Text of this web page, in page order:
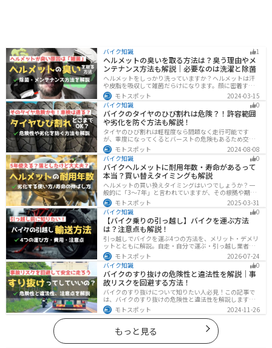
バイク知識 1
ヘルメットの臭いを取る方法は？臭う理由やメ
ンテナンス方法も解説｜必要なのは洗濯と除菌
ヘルメットをしっかり洗っていますか？ヘルメットは汗
や皮脂を吸収して雑菌だらけになります。顔に密着する
物なのでしっかりと除菌・消臭をする必要があります。
この記事では、ヘルメットをまるっと綺麗にする方法を
まとめました。まだメンテナンスをしたことがないとい
う人はぜひ参考にしてください。
モトスポット
2024-03-15
バイク知識
0
バイクのタイヤのひび割れは危険？！許容範囲
や劣化を防ぐ方法も解説！
タイヤのひび割れは軽程度なら問題なく走行可能です
が、重度になってくるとバーストの危険もあるため交換
が必要です。どの程度なら大丈夫なのか、タイヤのひび
割れを防ぐ方法などまとめました。快適安全にバイクに
乗るためにもしっかりとチェックしておきましょう。
モトスポット
2024-08-08
バイク知識
0
バイクヘルメットに耐用年数・寿命があるって
本当？買い替えタイミングも解説
ヘルメットの買い換えタイミングはいつでしょうか？一
般的に「3〜7年」と言われていますが、その根拠や期限
前でも早めに交換した方がいいケースを紹介します。安
全にバイクに乗るためにもヘルメットの寿命についてし
っかりと理解しておきましょう。
モトスポット
2025-03-31
バイク知識
0
【バイク乗りの引っ越し】バイクを運ぶ方法
は？注意点も解説！
引っ越しでバイクを運ぶ4つの方法を、メリット・デメリ
ットとともに解説。自走・自分で運ぶ・引っ越し業者・
バイク専門業者の選び方や輸送時の注意点、駐輪場所の
確保、住所変更など必要な手続きも紹介します。
モトスポット
2026-07-24
バイク知識
0
バイクのすり抜けの危険性と違法性を解説｜事
故リスクを回避する方法！
バイクのすり抜けについて知りたい人必見！この記事で
は、バイクのすり抜けの危険性と違法性を解説します。
実は、すり抜けによる事故のリスクは想像以上に高いで
す。記事を参考にすり抜けのリスクを理解し、安全運転
に努めましょう。
モトスポット 2024-11-26
もっと見る